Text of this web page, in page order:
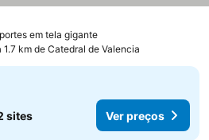
em tela gigante
1.7 km de Catedral de Valencia
sites Ver preços